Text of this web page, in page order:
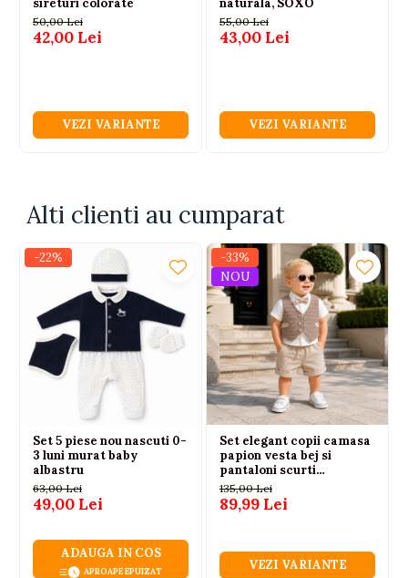
sireturi colorate
50,00 Lei
42,00 Lei
VEZI VARIANTE
naturala, SOXO
55,00 Lei
43,00 Lei
VEZI VARIANTE
Alti clienti au cumparat
-22%
Set 5 piese nou nascuti 0-
3 luni murat baby
albastru
63,00 Lei
49,00 Lei
ADAUGA IN COS
APROAPE EPUIZAT
-33%
NOU
Set elegant copii camasa
papion vesta bej si
pantaloni scurti
74|80|86|92
135,00 Lei
89,99 Lei
VEZI VARIANTE